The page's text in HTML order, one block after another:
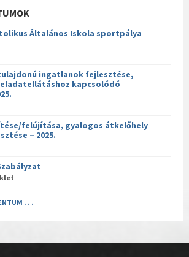
Általános Iskola sportpálya
ingatlanok fejlesztése,
kapcsolódó
felújítása, gyalogos átkelőhely
– 2025.
. . .